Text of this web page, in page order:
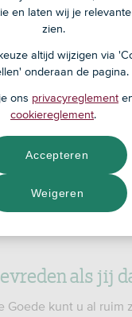
00
adviseur
als jij
Goede kunt u al ruim
en laten wij je
zien.
altijd wijzigen via
onderaan de pagina.
ons privacyreglement
cookiereglement.
Weigeren
Accepteren